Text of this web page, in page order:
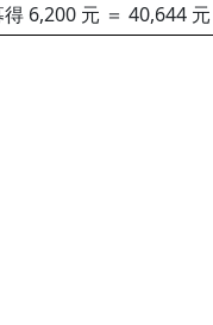
6,200 元 ＝ 40,644 元